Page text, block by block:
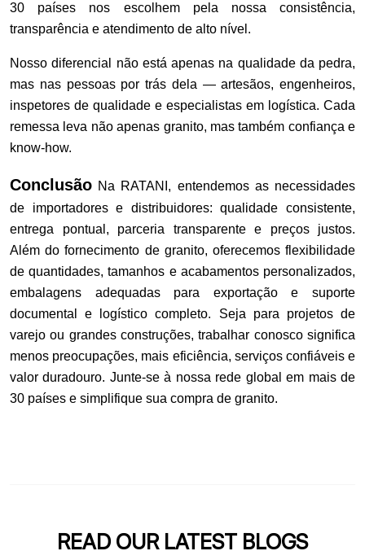
30 países nos escolhem pela nossa consistência,
transparência e atendimento de alto nível.
Nosso diferencial não está apenas na qualidade da pedra,
mas nas pessoas por trás dela — artesãos, engenheiros,
inspetores de qualidade e especialistas em logística. Cada
remessa leva não apenas granito, mas também confiança e
know-how.
Conclusão Na RATANI, entendemos as necessidades
de importadores e distribuidores: qualidade consistente,
entrega pontual, parceria transparente e preços justos.
Além do fornecimento de granito, oferecemos flexibilidade
de quantidades, tamanhos e acabamentos personalizados,
embalagens adequadas para exportação e suporte
documental e logístico completo. Seja para projetos de
varejo ou grandes construções, trabalhar conosco significa
menos preocupações, mais eficiência, serviços confiáveis e
valor duradouro. Junte-se à nossa rede global em mais de
30 países e simplifique sua compra de granito.
READ OUR LATEST BLOGS